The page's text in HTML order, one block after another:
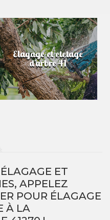
Elagage et etetage
d'arbre 41
ET
APPELEZ
POUR ÉLAGAGE
À LA